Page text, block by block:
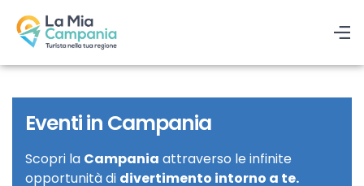
Eventi in Campania
Scopri la Campania attraverso le infinite
opportunità di divertimento intorno a te.